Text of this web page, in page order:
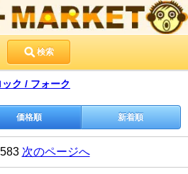
検索
ク / フォーク
価格順 新着順
次のページへ